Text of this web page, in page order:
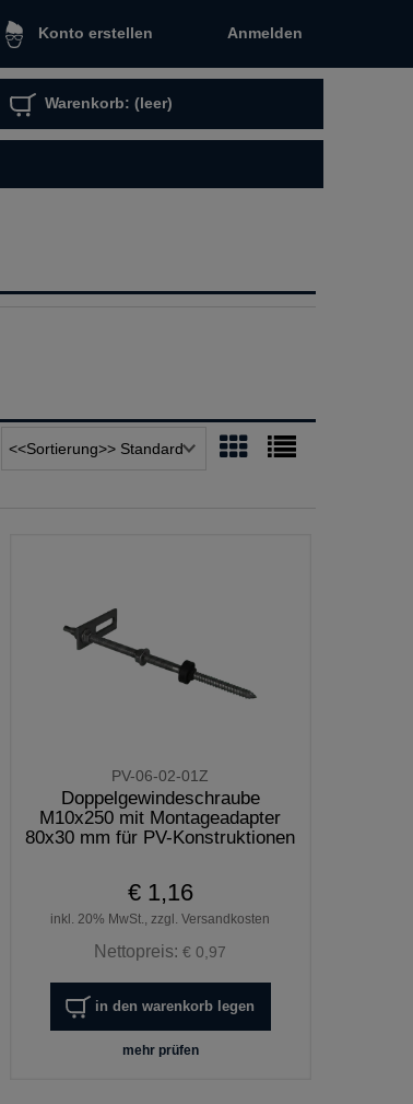
Konto erstellen Anmelden
Warenkorb: (leer)
PV-06-02-01Z
Doppelgewindeschraube
M10x250 mit Montageadapter
80x30 mm für PV-Konstruktionen
€ 1,16
inkl. 20% MwSt., zzgl. Versandkosten
Nettopreis:€ 0,97
in den warenkorb legen
mehr prüfen